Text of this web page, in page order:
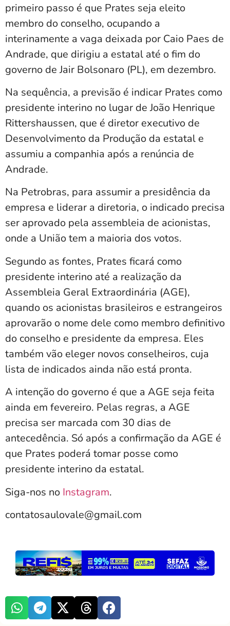
primeiro passo é que Prates seja eleito
membro do conselho, ocupando a
interinamente a vaga deixada por Caio Paes de
Andrade, que dirigiu a estatal até o fim do
governo de Jair Bolsonaro (PL), em dezembro.
Na sequência, a previsão é indicar Prates como
presidente interino no lugar de João Henrique
Rittershaussen, que é diretor executivo de
Desenvolvimento da Produção da estatal e
assumiu a companhia após a renúncia de
Andrade.
Na Petrobras, para assumir a presidência da
empresa e liderar a diretoria, o indicado precisa
ser aprovado pela assembleia de acionistas,
onde a União tem a maioria dos votos.
Segundo as fontes, Prates ficará como
presidente interino até a realização da
Assembleia Geral Extraordinária (AGE),
quando os acionistas brasileiros e estrangeiros
aprovarão o nome dele como membro definitivo
do conselho e presidente da empresa. Eles
também vão eleger novos conselheiros, cuja
lista de indicados ainda não está pronta.
A intenção do governo é que a AGE seja feita
ainda em fevereiro. Pelas regras, a AGE
precisa ser marcada com 30 dias de
antecedência. Só após a confirmação da AGE é
que Prates poderá tomar posse como
presidente interino da estatal.
Siga-nos no Instagram.
contatosaulovale@gmail.com